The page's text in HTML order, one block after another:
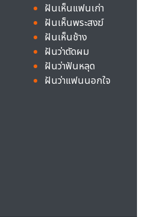
ฝันเห็นแฟนเก่า
ฝันเห็นพระสงฆ์
ฝันเห็นช้าง
ฝันว่าตัดผม
ฝันว่าฟันหลุด
ฝันว่าแฟนนอกใจ